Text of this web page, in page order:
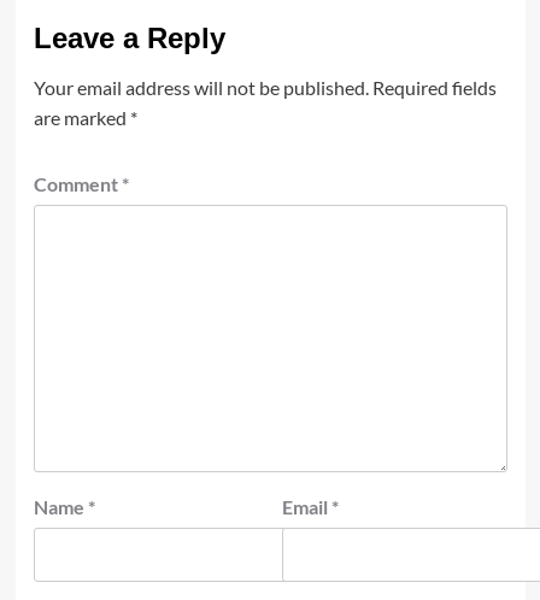
Leave a Reply
Your email address will not be published. Required fields
are marked *
Comment *
Name * Email *